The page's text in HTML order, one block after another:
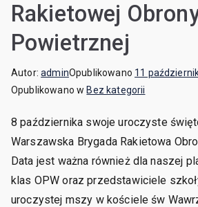
Rakietowej
Powietrznej
Autor:adminOpublikowano 11
Opublikowano w Bez kategorii
8 października swoje uroczyste
Warszawska Brygada Rakietowa
Data jest ważna również dla naszej
klas OPW oraz przedstawiciele
uroczystej mszy w kościele św